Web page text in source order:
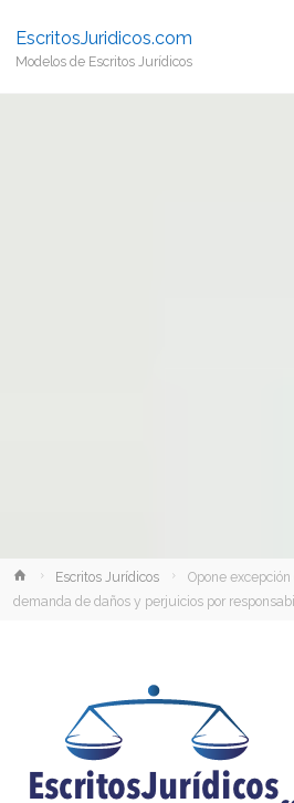
EscritosJuridicos.com
Modelos de Escritos Jurídicos
InicioEscritos Jurídicos
Opone
demanda de daños y perjuicios por